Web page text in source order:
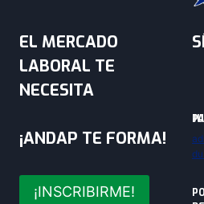
EL MERCADO
LABORAL TE
NECESITA
¡ANDAP TE FORMA!
¡INSCRIBIRME!